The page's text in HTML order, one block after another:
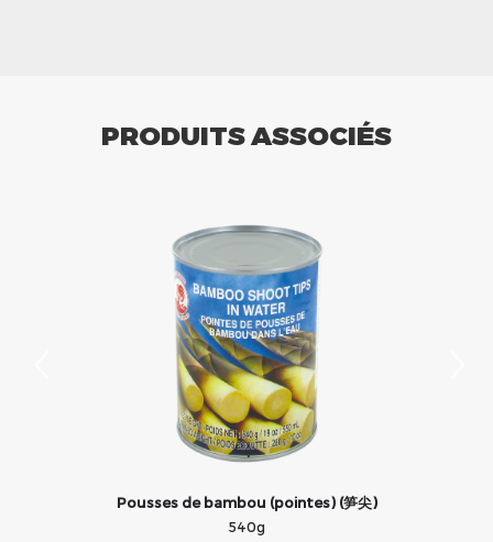
PRODUITS ASSOCIÉS
Pousses de bambou (pointes) (笋尖)
540g